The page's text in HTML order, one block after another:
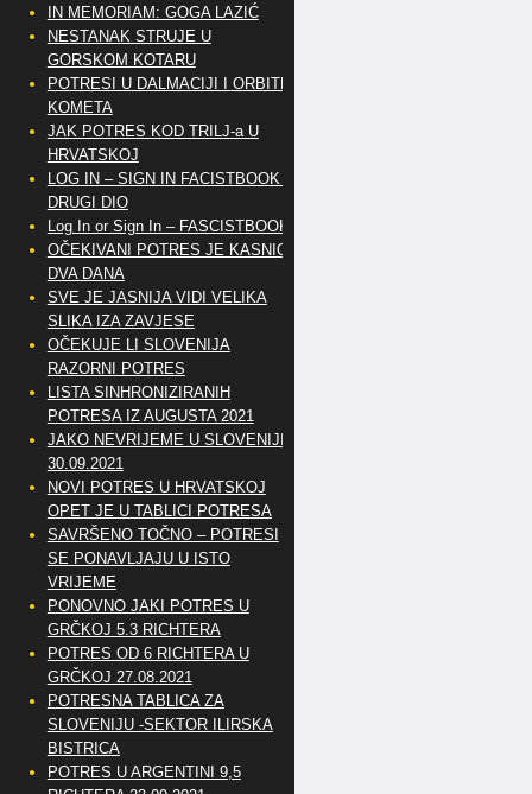
IN MEMORIAM: GOGA LAZIĆ
NESTANAK STRUJE U
GORSKOM KOTARU
POTRESI U DALMACIJI I ORBITE
KOMETA
JAK POTRES KOD TRILJ-a U
HRVATSKOJ
LOG IN – SIGN IN FACISTBOOK –
DRUGI DIO
Log In or Sign In – FASCISTBOOK
OČEKIVANI POTRES JE KASNIO
DVA DANA
SVE JE JASNIJA VIDI VELIKA
SLIKA IZA ZAVJESE
OČEKUJE LI SLOVENIJA
RAZORNI POTRES
LISTA SINHRONIZIRANIH
POTRESA IZ AUGUSTA 2021
JAKO NEVRIJEME U SLOVENIJI
30.09.2021
NOVI POTRES U HRVATSKOJ
OPET JE U TABLICI POTRESA
SAVRŠENO TOČNO – POTRESI
SE PONAVLJAJU U ISTO
VRIJEME
PONOVNO JAKI POTRES U
GRČKOJ 5.3 RICHTERA
POTRES OD 6 RICHTERA U
GRČKOJ 27.08.2021
POTRESNA TABLICA ZA
SLOVENIJU -SEKTOR ILIRSKA
BISTRICA
POTRES U ARGENTINI 9,5